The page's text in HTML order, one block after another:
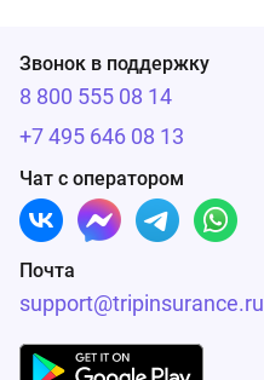
Звонок в поддержку
8 800 555 08 14
+7 495 646 08 13
Чат с оператором
Почта
support@tripinsurance.ru